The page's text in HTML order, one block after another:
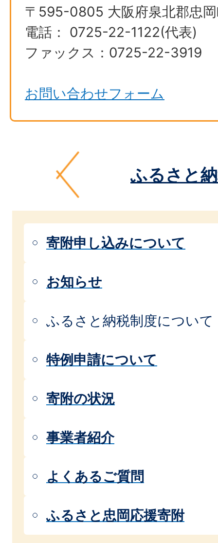
〒595-0805 大阪府泉北郡忠
電話： 0725-22-1122(代表)
ファックス：0725-22-3919
お問い合わせフォーム
ふるさと
寄附申し込みについて
お知らせ
ふるさと納税制度について
特例申請について
寄附の状況
事業者紹介
よくあるご質問
ふるさと忠岡応援寄附